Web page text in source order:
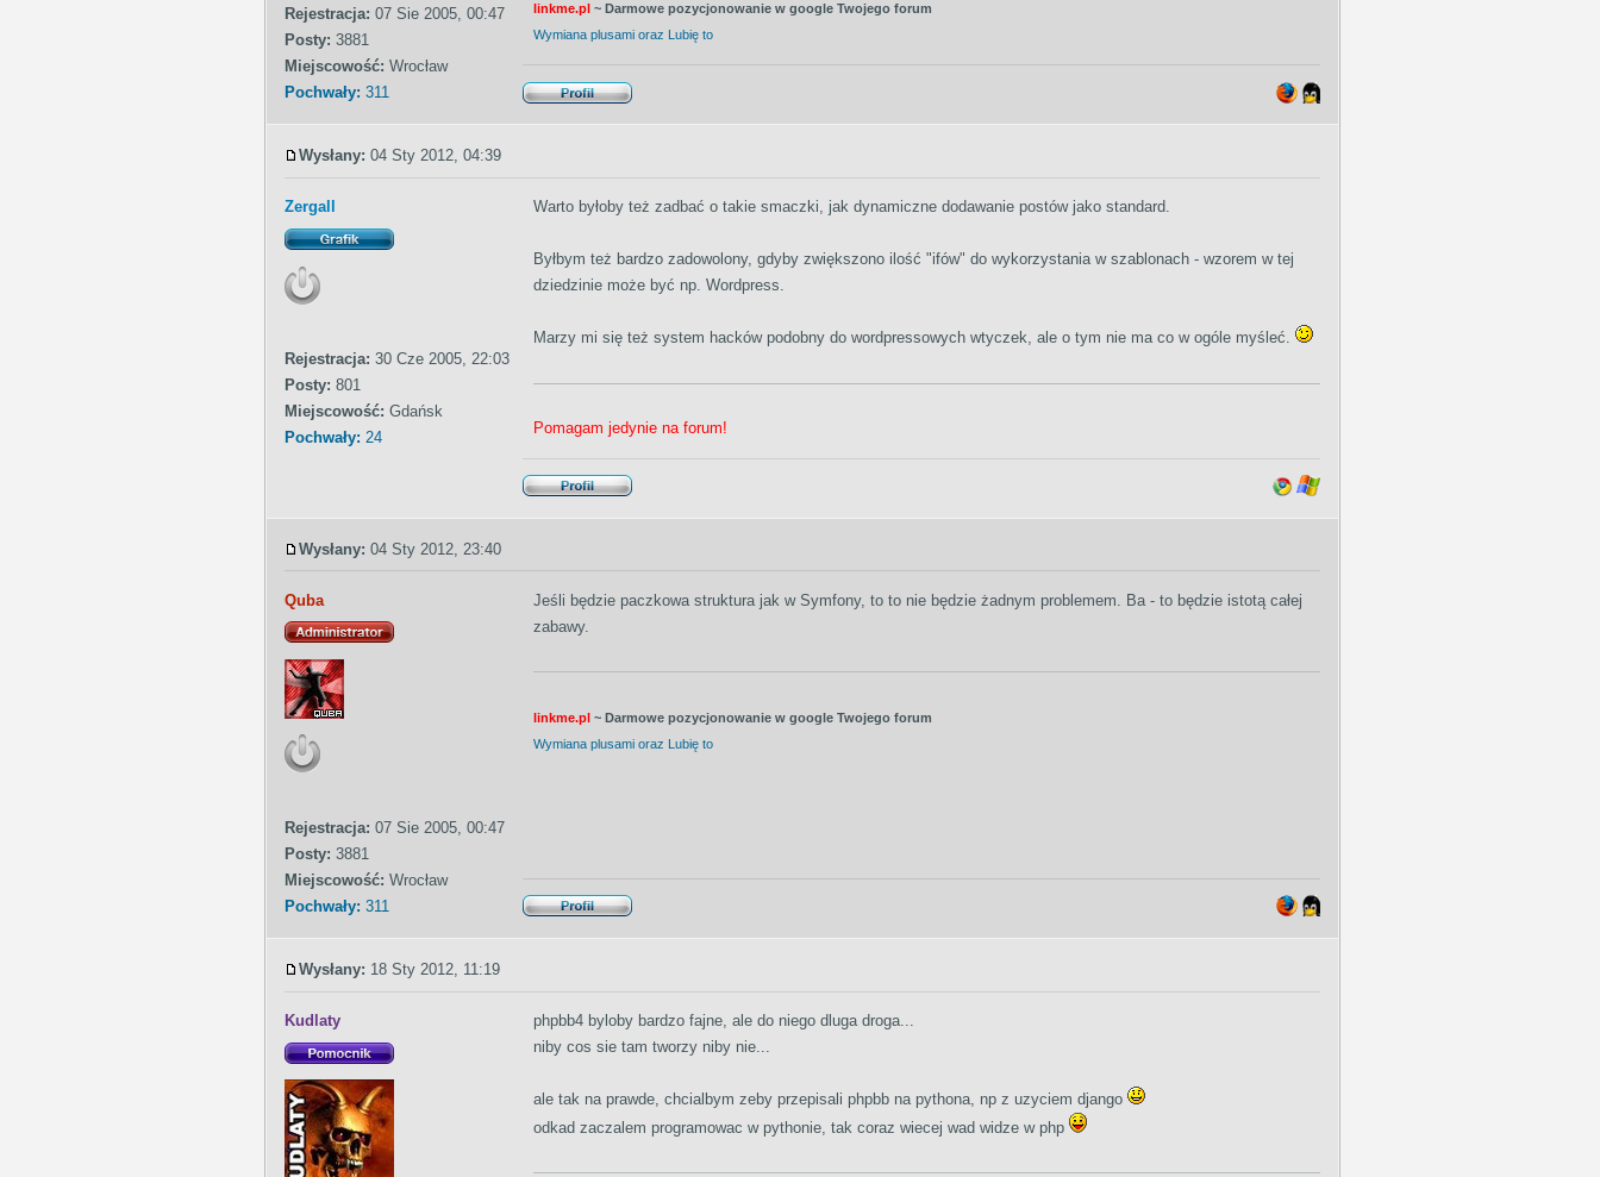
Rejestracja: 07 Sie 2005, 00:47
Posty: 3881
Miejscowość: Wrocław
Pochwały: 311
linkme.pl~ Darmowe pozycjonowanie w google Twojego forum
Wymiana plusami oraz Lubię to
Wysłany: 04 Sty 2012, 04:39
Zergall
Rejestracja: 30 Cze 2005, 22:03
Posty: 801
Miejscowość: Gdańsk
Pochwały: 24
Warto byłoby też zadbać o takie smaczki, jak dynamiczne dodawanie postów jako standard.
Byłbym też bardzo zadowolony, gdyby zwiększono ilość "ifów" do wykorzystania w szablonach - wzorem w tej
dziedzinie może być np. Wordpress.
Marzy mi się też system hacków podobny do wordpressowych wtyczek, ale o tym nie ma co w ogóle myśleć.
Pomagam jedynie na forum!
Wysłany: 04 Sty 2012, 23:40
Quba
Rejestracja: 07 Sie 2005, 00:47
Posty: 3881
Miejscowość: Wrocław
Pochwały: 311
Jeśli będzie paczkowa struktura jak w Symfony, to to nie będzie żadnym problemem. Ba - to będzie istotą całej
zabawy.
linkme.pl~ Darmowe pozycjonowanie w google Twojego forum
Wymiana plusami oraz Lubię to
Wysłany: 18 Sty 2012, 11:19
Kudlaty
phpbb4 byloby bardzo fajne, ale do niego dluga droga...
niby cos sie tam tworzy niby nie...
ale tak na prawde, chcialbym zeby przepisali phpbb na pythona, np z uzyciem django
odkad zaczalem programowac w pythonie, tak coraz wiecej wad widze w php